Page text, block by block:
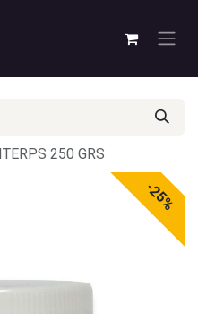
250 GRS
-25%